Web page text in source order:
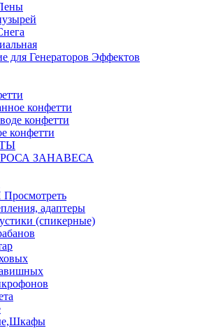
для Генераторов Эффектов
конфетти
конфетти
конфетти
ЗАНАВЕСА
Просмотреть
адаптеры
(спикерные)